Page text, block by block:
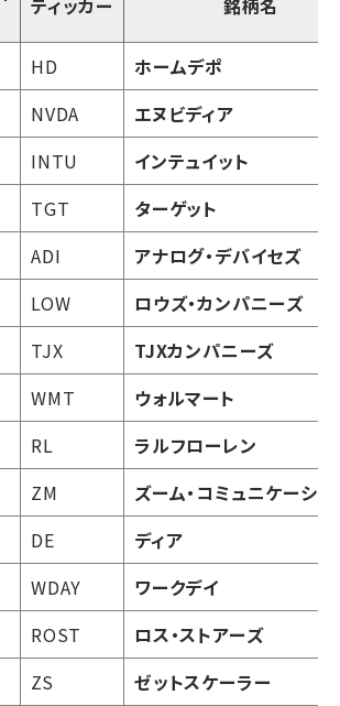
ティッカー 銘柄名
HD
ホームデポ
NVDA
エヌビディア
INTU
インテュイット
TGT
ターゲット
ADI
アナログ・デバイセズ
LOW
ロウズ・カンパニーズ
TJX
TJXカンパニーズ
WMT
ウォルマート
RL
ラルフローレン
ZM
ズーム・コミュニケーショ
DE
ディア
WDAY
ワークデイ
ROST
ロス・ストアーズ
ZS
ゼットスケーラー